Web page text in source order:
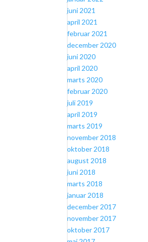
juni 2021
april 2021
februar 2021
december 2020
juni 2020
april 2020
marts 2020
februar 2020
juli 2019
april 2019
marts 2019
november 2018
oktober 2018
august 2018
juni 2018
marts 2018
januar 2018
december 2017
november 2017
oktober 2017